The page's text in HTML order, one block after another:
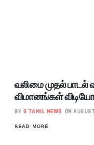
வலிமை முதல் பாடல்
விமானங்கள் விடியோ
BY G TAMIL NEWS ON
READ MORE